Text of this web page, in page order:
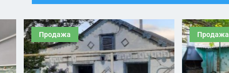
Продажа Продажа